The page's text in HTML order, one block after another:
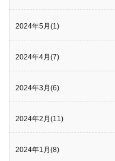
2024年5月(1)
2024年4月(7)
2024年3月(6)
2024年2月(11)
2024年1月(8)